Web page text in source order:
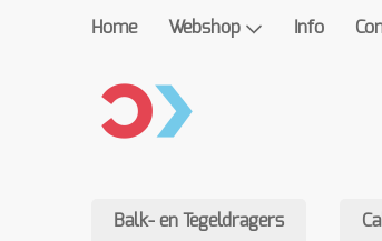
Home Webshop Info
Balk- en Tegeldragers